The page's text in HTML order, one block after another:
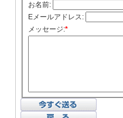
お名前:
Eメールアドレス:
メッセージ:*